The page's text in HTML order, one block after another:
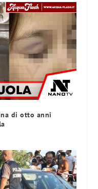
di otto anni